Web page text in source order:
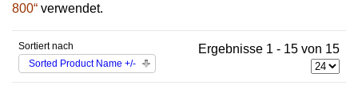
800“ verwendet.
Sortiert nach
Sorted Product Name +/-
Ergebnisse 1 - 15 von 15